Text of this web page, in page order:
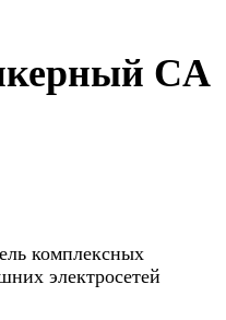
CA
комплексных
электросетей